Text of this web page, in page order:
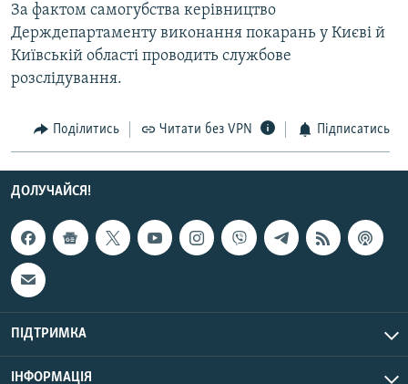
За фактом самогубства керівництво
Держдепартаменту виконання покарань у Києві й
Київській області проводить службове
розслідування.
Поділитись Читати без VPN Підписатись
ДОЛУЧАЙСЯ!
ПІДТРИМКА
ІНФОРМАЦІЯ